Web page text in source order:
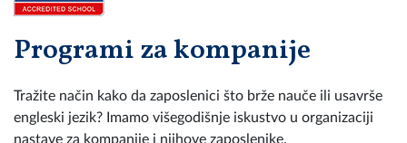
Programi za kompanije
Tražite način kako da zaposlenici što brže nauče ili usavrše
engleski jezik? Imamo višegodišnje iskustvo u organizaciji
nastave za kompanije i njihove zaposlenike.